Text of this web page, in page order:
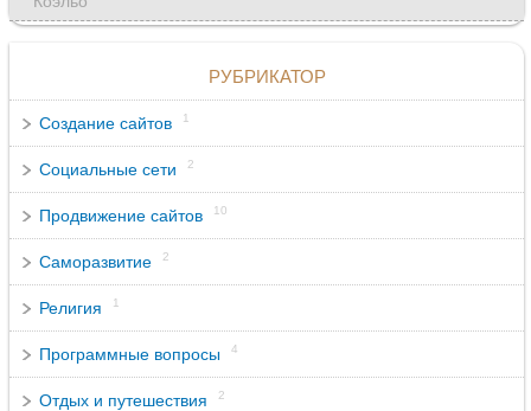
РУБРИКАТОР
Создание сайтов 1
Социальные сети 2
Продвижение сайтов 10
Саморазвитие 2
Религия 1
Программные вопросы 4
Отдых и путешествия 2